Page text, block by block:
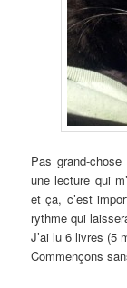
Pas grand-
une lecture qui
et ça, c’est
rythme qui
J’ai lu 6 livres (5
Commençons